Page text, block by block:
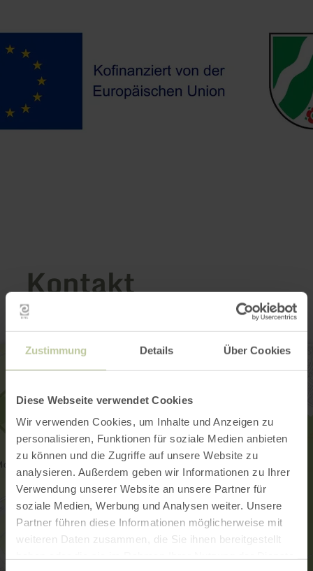
Zustimmung Details Über Cookies
Diese Webseite verwendet Cookies
Wir verwenden Cookies, um Inhalte und Anzeigen zu
personalisieren, Funktionen für soziale Medien anbieten
zu können und die Zugriffe auf unsere Website zu
analysieren. Außerdem geben wir Informationen zu Ihrer
Verwendung unserer Website an unsere Partner für
soziale Medien, Werbung und Analysen weiter. Unsere
Partner führen diese Informationen möglicherweise mit
weiteren Daten zusammen, die Sie ihnen bereitgestellt
Kontakt